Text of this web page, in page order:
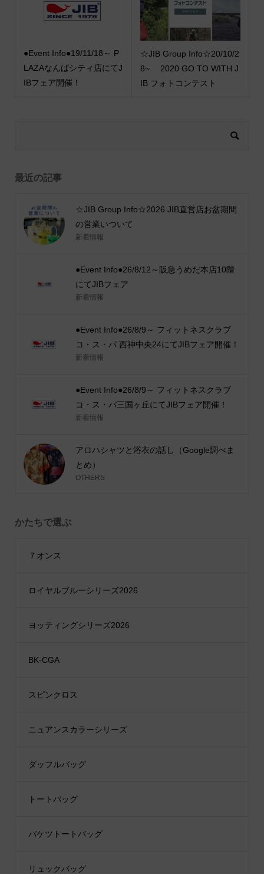
●Event Info●19/11/18～ P
LAZAなんばシティ店にてJ
IBフェア開催！
☆JIB Group Info☆20/10/2
8~ 2020 GO TO WITH J
IB フォトコンテスト
最近の記事
☆JIB Group Info☆2026 JIB直営店お盆期間
の営業いついて
新着情報
●Event Info●26/8/12～阪急うめだ本店10階
にてJIBフェア
新着情報
●Event Info●26/8/9～ フィットネスクラブ
コ・ス・パ 西神中央24にてJIBフェア開催！
新着情報
●Event Info●26/8/9～ フィットネスクラブ
コ・ス・パ三国ヶ丘にてJIBフェア開催！
新着情報
アロハシャツと浴衣の話し（Google調べま
とめ）
OTHERS
かたちで選ぶ
７オンス
ロイヤルブルーシリーズ2026
ヨッティングシリーズ2026
BK-CGA
スピンクロス
ニュアンスカラーシリーズ
ダッフルバッグ
トートバッグ
バケツトートバッグ
リュックバッグ